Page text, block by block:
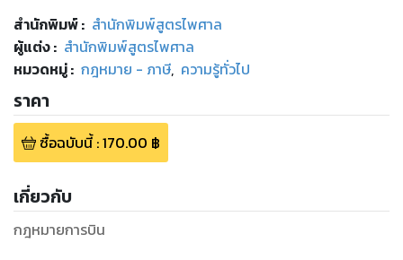
สำนักพิมพ์: สำนักพิมพ์สูตรไพศาล
ผู้แต่ง : สำนักพิมพ์สูตรไพศาล
หมวดหมู่: กฎหมาย - ภาษี, ความรู้ทั่วไป
ราคา
ซื้อฉบับนี้:170.00 ฿
เกี่ยวกับ
กฎหมายการบิน